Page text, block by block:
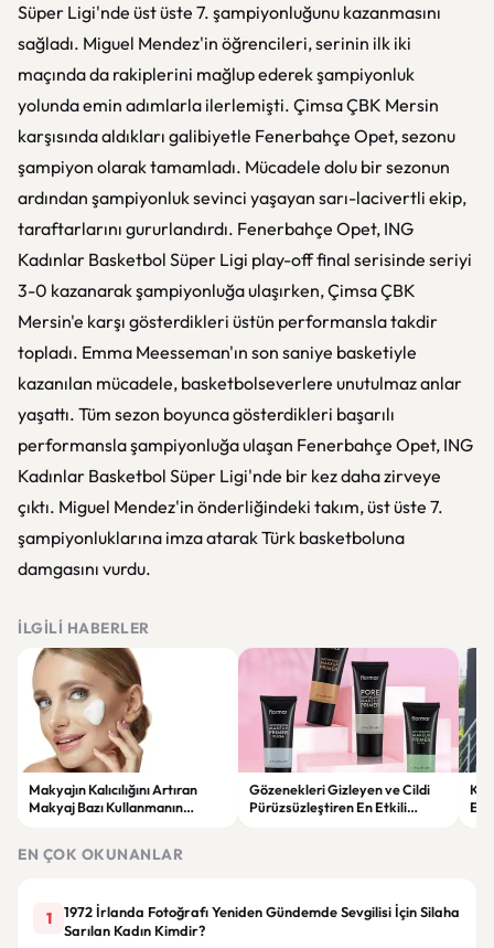
Süper Ligi'nde üst üste 7. şampiyonluğunu kazanmasını
sağladı. Miguel Mendez'in öğrencileri, serinin ilk iki
maçında da rakiplerini mağlup ederek şampiyonluk
yolunda emin adımlarla ilerlemişti. Çimsa ÇBK Mersin
karşısında aldıkları galibiyetle Fenerbahçe Opet, sezonu
şampiyon olarak tamamladı. Mücadele dolu bir sezonun
ardından şampiyonluk sevinci yaşayan sarı-lacivertli ekip,
taraftarlarını gururlandırdı. Fenerbahçe Opet, ING
Kadınlar Basketbol Süper Ligi play-off final serisinde seriyi
3-0 kazanarak şampiyonluğa ulaşırken, Çimsa ÇBK
Mersin'e karşı gösterdikleri üstün performansla takdir
topladı. Emma Meesseman'ın son saniye basketiyle
kazanılan mücadele, basketbolseverlere unutulmaz anlar
yaşattı. Tüm sezon boyunca gösterdikleri başarılı
performansla şampiyonluğa ulaşan Fenerbahçe Opet, ING
Kadınlar Basketbol Süper Ligi'nde bir kez daha zirveye
çıktı. Miguel Mendez'in önderliğindeki takım, üst üste 7.
şampiyonluklarına imza atarak Türk basketboluna
damgasını vurdu.
İLGILI HABERLER
Makyajın Kalıcılığını Artıran
Makyaj Bazı Kullanmanın
Gözenekleri Gizleyen ve Cildi
Pürüzsüzleştiren En Etkili
EN ÇOK OKUNANLAR
1
1972 İrlanda Fotoğrafı Yeniden Gündemde Sevgilisi İçin Silaha
Sarılan Kadın Kimdir?